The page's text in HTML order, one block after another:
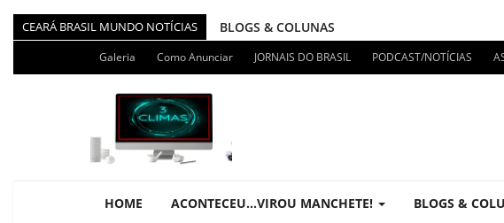
CEARÁ BRASIL MUNDO NOTÍCIAS
BLOGS & COLUNAS
DIÁRIO DO NORDESTE - ÚLTIMA HORA
PODCAST - PONTO DE VISTA
BRASIL NOTÍCIAS
NOTÍCIAS TAMBÉM NA TELA
Galeria Como Anunciar JORNAIS DO BRASIL PODCAST/NOTÍCIAS
HOME ACONTECEU...VIROU MANCHETE! BLOGS &